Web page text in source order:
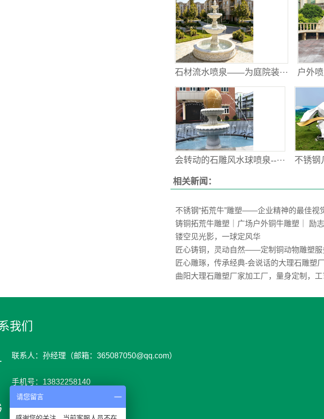
石材流水喷泉——为庭院装··· 户外
会转动的石雕风水球喷泉--··· 不锈钢
相关新闻：
不锈钢“拓荒牛”雕塑——企业精神的最佳视
铸铜拓荒牛雕塑｜广场户外铜牛雕塑｜ 励
镂空见光影，一球定风华
匠心铸铜，灵动自然——定制铜动物雕塑服
匠心雕琢，传承经典-会说话的大理石雕塑
曲阳大理石雕塑厂家加工厂，量身定制，
我们
联系人：孙经理（邮箱：365087050@qq.com）
手机号：13832258140
网 址 : www.youyids.cn
请您留言